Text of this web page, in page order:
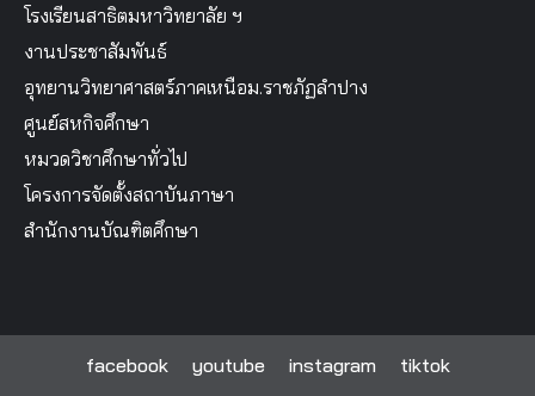
โรงเรียนสาธิตมหาวิทยาลัย ฯ
งานประชาสัมพันธ์
อุทยานวิทยาศาสตร์ภาคเหนือม.ราชภัฏลำปาง
ศูนย์สหกิจศึกษา
หมวดวิชาศึกษาทั่วไป
โครงการจัดตั้งสถาบันภาษา
สำนักงานบัณฑิตศึกษา
facebook youtube instagram tiktok